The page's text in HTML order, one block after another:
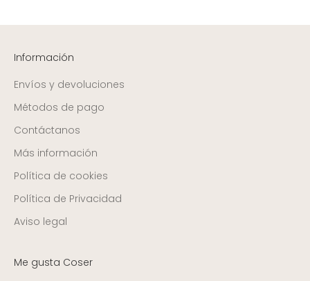
Información
Envíos y devoluciones
Métodos de pago
Contáctanos
Más información
Política de cookies
Política de Privacidad
Aviso legal
Me gusta Coser